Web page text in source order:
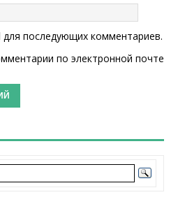
последующих комментариев.
по электронной почте